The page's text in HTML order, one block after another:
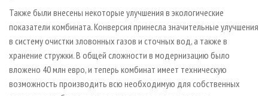
ИНСТРУМЕНТ И МАТЕРИАЛЫ
БИБЛИОТЕКА СПЕЦИАЛИСТА
Также были внесены некоторые улучшения в экологические
показатели комбината. Конверсия принесла значительные улучшения
в систему очистки зловонных газов и сточных вод, а также в
хранение стружки. В общей сложности в модернизацию было
вложено 40 млн евро, и теперь комбинат имеет техническую
возможность производить всю необходимую для собственных